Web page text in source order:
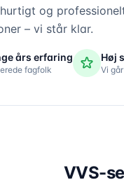
og
– vi står klar.
års erfaring
fagfolk
Høj
Vi
VVS-